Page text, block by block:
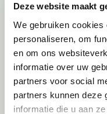
Deze website maakt
We gebruiken
personaliseren, om
en om ons
informatie over uw
partners voor social
partners kunnen deze
informatie die u aan